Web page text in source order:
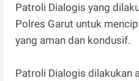
Patroli Dialogis yang
Polres Garut untuk
yang aman dan kondusif.
Patroli Dialogis dilakukan